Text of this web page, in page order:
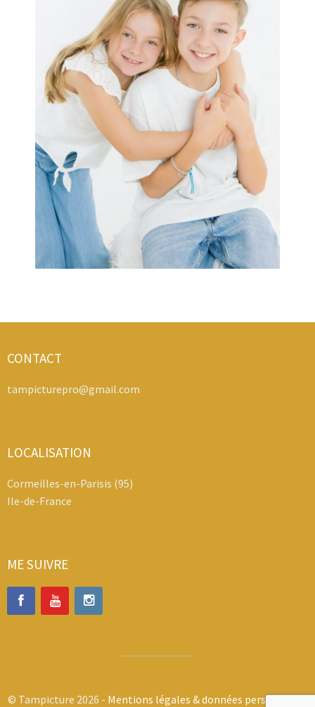
CONTACT
tampicturepro@gmail.com
LOCALISATION
Cormeilles-en-Parisis (95)
Ile-de-France
ME SUIVRE
© Tampicture 2026 - Mentions légales & données personnelles